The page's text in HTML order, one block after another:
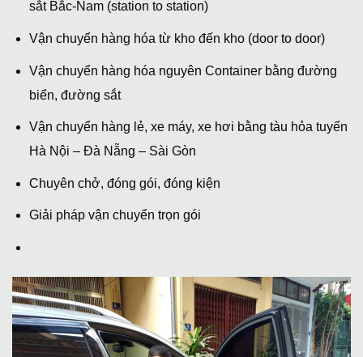
sắt Bắc-Nam (station to station)
Vận chuyển hàng hóa từ kho đến kho (door to door)
Vận chuyển hàng hóa nguyên Container bằng đường
biển, đường sắt
Vận chuyển hàng lẻ, xe máy, xe hơi bằng tàu hỏa tuyến
Hà Nội – Đà Nẵng – Sài Gòn
Chuyên chở, đóng gói, đóng kiện
Giải pháp vận chuyển trọn gói